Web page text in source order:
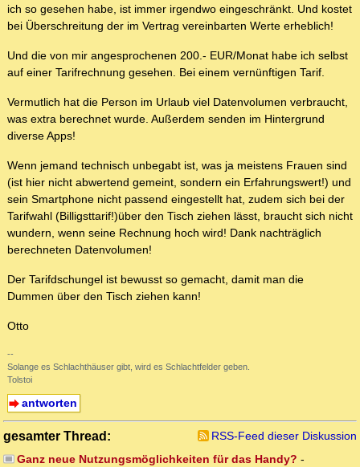
ich so gesehen habe, ist immer irgendwo eingeschränkt. Und kostet
bei Überschreitung der im Vertrag vereinbarten Werte erheblich!
Und die von mir angesprochenen 200.- EUR/Monat habe ich selbst
auf einer Tarifrechnung gesehen. Bei einem vernünftigen Tarif.
Vermutlich hat die Person im Urlaub viel Datenvolumen verbraucht,
was extra berechnet wurde. Außerdem senden im Hintergrund
diverse Apps!
Wenn jemand technisch unbegabt ist, was ja meistens Frauen sind
(ist hier nicht abwertend gemeint, sondern ein Erfahrungswert!) und
sein Smartphone nicht passend eingestellt hat, zudem sich bei der
Tarifwahl (Billigsttarif!)über den Tisch ziehen lässt, braucht sich nicht
wundern, wenn seine Rechnung hoch wird! Dank nachträglich
berechneten Datenvolumen!
Der Tarifdschungel ist bewusst so gemacht, damit man die
Dummen über den Tisch ziehen kann!
Otto
--
Solange es Schlachthäuser gibt, wird es Schlachtfelder geben.
Tolstoi
antworten
gesamter Thread:
RSS-Feed dieser Diskussion
Ganz neue Nutzungsmöglichkeiten für das Handy? -